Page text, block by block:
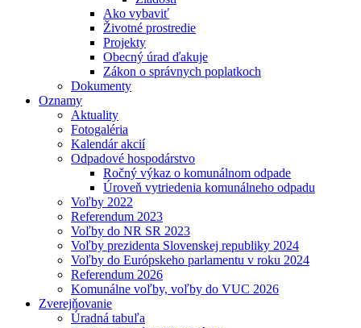
Ako vybaviť
Životné prostredie
Projekty
Obecný úrad ďakuje
Zákon o správnych poplatkoch
Dokumenty
Oznamy
Aktuality
Fotogaléria
Kalendár akcií
Odpadové hospodárstvo
Ročný výkaz o komunálnom odpade
Úroveň vytriedenia komunálneho odpadu
Voľby 2022
Referendum 2023
Voľby do NR SR 2023
Voľby prezidenta Slovenskej republiky 2024
Voľby do Európskeho parlamentu v roku 2024
Referendum 2026
Komunálne voľby, voľby do VUC 2026
Zverejňovanie
Úradná tabuľa